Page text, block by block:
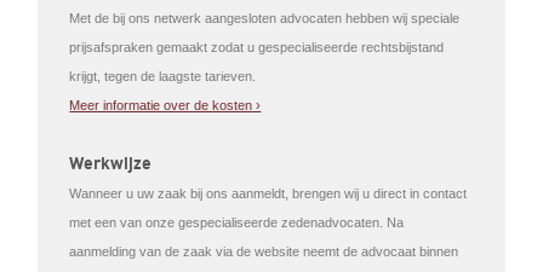
Met de bij ons netwerk aangesloten advocaten hebben wij speciale
prijsafspraken gemaakt zodat u gespecialiseerde rechtsbijstand
krijgt, tegen de laagste tarieven.
Meer informatie over de kosten ›
Werkwijze
Wanneer u uw zaak bij ons aanmeldt, brengen wij u direct in contact
met een van onze gespecialiseerde zedenadvocaten. Na
aanmelding van de zaak via de website neemt de advocaat binnen